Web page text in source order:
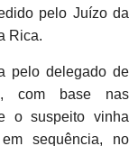
pelo Juízo da
Rica.
pelo delegado de
com base nas
o suspeito vinha
sequência, no